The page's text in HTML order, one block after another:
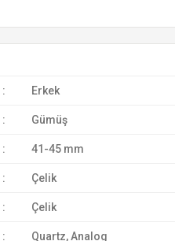
: Erkek
: Gümüş
: 41-45 mm
: Çelik
: Çelik
: Quartz, Analog